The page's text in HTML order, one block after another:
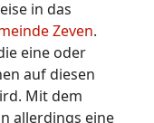
in das
Zeven.
eine oder
auf diesen
Mit dem
allerdings eine